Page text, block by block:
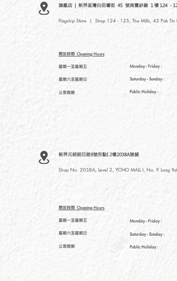
旗艦店 | 新界荃灣白田壩街 45 號南豐紗廠 1 樓 124 -
Flagship Store | Shop 124 - 125, The Mills, 45 Pak Tin
開放時間 Opening Hours
星期一至星期五
星期六至星期日
公眾假期
Monday - Friday :
Saturday- Sunday :
Public Holiday :
新界元朗朗日路9號形點I 2樓2038A號舖
Shop No. 2038A, Level 2, YOHO MALL I, No. 9 Long
開放時間 Opening Hours
星期一至星期五
星期六至星期日
公眾假期
Monday - Friday :
Saturday- Sunday :
Public Holiday :